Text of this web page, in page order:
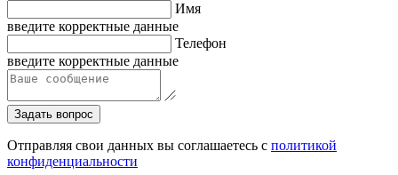
Имя
введите корректные данные
Телефон
введите корректные данные
Задать вопрос
Отправляя свои данных вы соглашаетесь с политикой
конфиденциальности